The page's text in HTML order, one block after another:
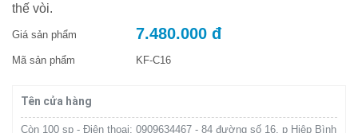
thế vòi.
Giá sản phẩm 7.480.000 đ
Mã sản phẩm KF-C16
Tên cửa hàng
Còn 100 sp - Điện thoại: 0909634467 - 84 đường số 16, p Hiệp Bình